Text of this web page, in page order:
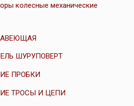
колесные механические
ШУРУПОВЕРТ
ПРОБКИ
ТРОСЫ И ЦЕПИ